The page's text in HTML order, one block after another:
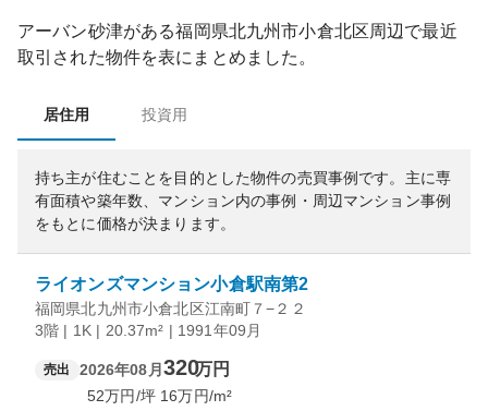
アーバン砂津がある福岡県北九州市小倉北区周辺で最近
取引された物件を表にまとめました。
居住用 投資用
持ち主が住むことを目的とした物件の売買事例です。 主に専
有面積や築年数、マンション内の事例・周辺マンション事例
をもとに価格が決まります。
ライオンズマンション小倉駅南第2
福岡県北九州市小倉北区江南町７−２２
3階 | 1K | 20.37m² | 1991年09月
売出 2026年08月 320万円
52万円/坪 16万円/m²